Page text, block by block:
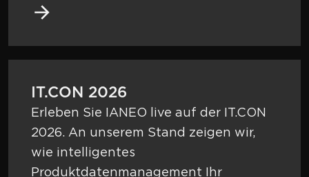
IT.CON 2026
Erleben Sie IANEO live auf der IT.CON
2026. An unserem Stand zeigen wir,
wie intelligentes
Produktdatenmanagement Ihr